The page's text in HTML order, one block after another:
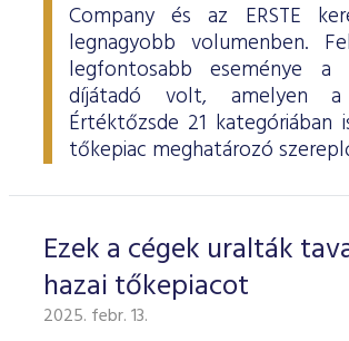
Company és az ERSTE
legnagyobb volumenben.
legfontosabb eseménye a
díjátadó volt, amelyen a
Értéktőzsde 21 kategóriában
tőkepiac meghatározó
Ezek a cégek uralták
hazai tőkepiacot
2025. febr. 13.